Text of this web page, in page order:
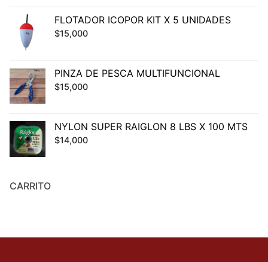
FLOTADOR ICOPOR KIT X 5 UNIDADES
$15,000
PINZA DE PESCA MULTIFUNCIONAL
$15,000
NYLON SUPER RAIGLON 8 LBS X 100 MTS
$14,000
CARRITO